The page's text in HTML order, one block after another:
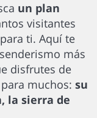
un plan
visitantes
ti. Aquí te
más
disfrutes de
muchos: su
la sierra de